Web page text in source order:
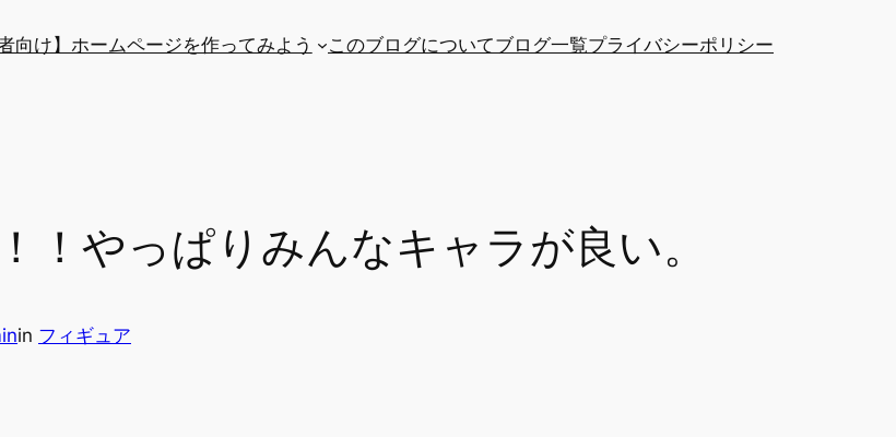
者向け】ホームページを作ってみよう このブログについてブログ一覧プライバシーポリシー
！やっぱりみんなキャラが良い。
in フィギュア